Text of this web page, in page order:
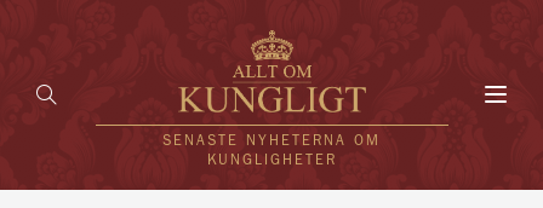
SENASTE NYHETERNA OM
KUNGLIGHETER